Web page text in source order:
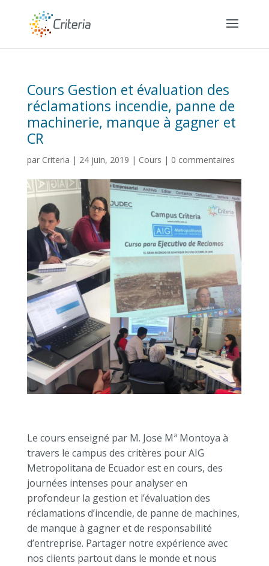
Cours Gestion et évaluation des
réclamations incendie, panne de
machinerie, manque à gagner et
CR
par Criteria | 24 juin, 2019 | Cours | 0 commentaires
Le cours enseigné par M. Jose Mª Montoya à
travers le campus des critères pour AIG
Metropolitana de Ecuador est en cours, des
journées intenses pour analyser en
profondeur la gestion et l’évaluation des
réclamations d’incendie, de panne de machines,
de manque à gagner et de responsabilité
d’entreprise. Partager notre expérience avec
nos clients partout dans le monde et nous